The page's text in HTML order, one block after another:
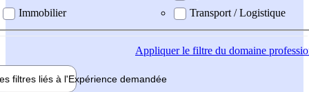
Immobilier
Transport / Logistique
Appliquerle filtre du domaine
filtres liés à l'Expérience demandée